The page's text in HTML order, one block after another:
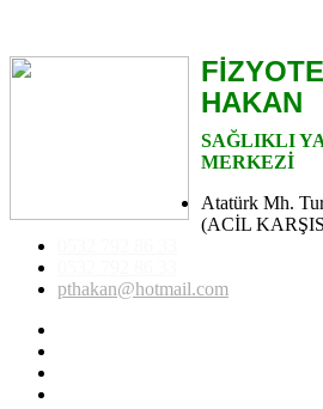
HAKAN
SAĞLIKLI
MERKEZİ
Atatürk Mh.
(ACİL
pthakan@hotmail.com